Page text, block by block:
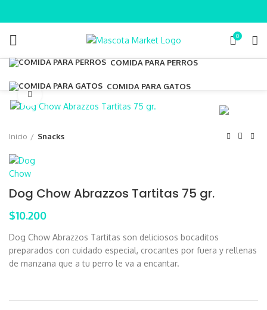
0
COMIDA PARA PERROS
COMIDA PARA GATOS
Inicio Snacks
Dog Chow Abrazzos Tartitas 75 gr.
$10.200
Dog Chow Abrazzos Tartitas son deliciosos bocaditos
preparados con cuidado especial, crocantes por fuera y rellenas
de manzana que a tu perro le va a encantar.